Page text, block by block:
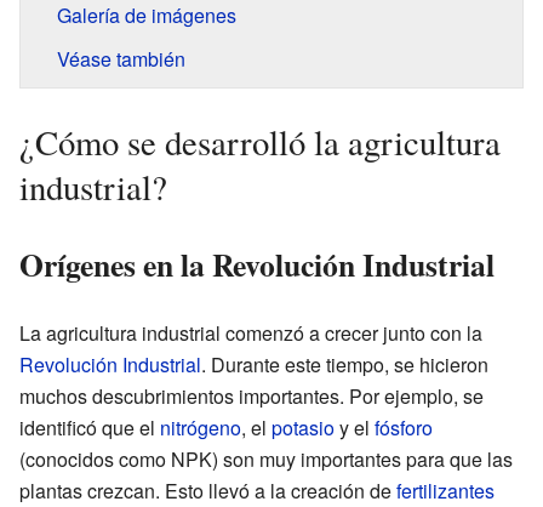
Galería de imágenes
Véase también
¿Cómo se desarrolló la agricultura
industrial?
Orígenes en la Revolución Industrial
La agricultura industrial comenzó a crecer junto con la
Revolución Industrial. Durante este tiempo, se hicieron
muchos descubrimientos importantes. Por ejemplo, se
identificó que el nitrógeno, el potasioy el fósforo
(conocidos como NPK) son muy importantes para que las
plantas crezcan. Esto llevó a la creación defertilizantes